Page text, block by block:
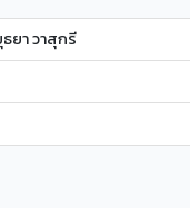
ยา วาสุกรี